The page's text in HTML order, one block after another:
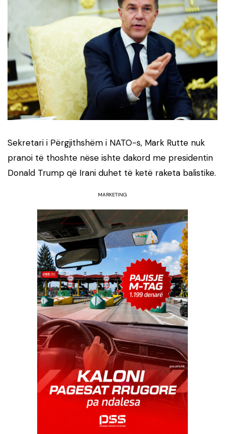
Sekretari i Përgjithshëm i NATO-s, Mark Rutte nuk
pranoi të thoshte nëse ishte dakord me presidentin
Donald Trump që Irani duhet të ketë raketa balistike.
MARKETING